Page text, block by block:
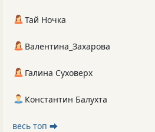
Тай Ночка
Валентина_Захарова
Галина Суховерх
Константин Балухта
весь топ ⮕